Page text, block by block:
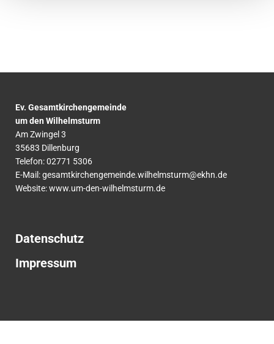
Ev. Gesamtkirchengemeinde
um den Wilhelmsturm
Am Zwingel 3
35683 Dillenburg
Telefon:02771 5306
E-Mail:gesamtkirchengemeinde.wilhelmsturm@ekhn.de
Website: www.um-den-wilhelmsturm.de
Datenschutz
Impressum